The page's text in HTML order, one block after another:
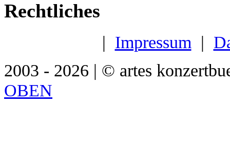
Rechtliches
| Impressum |
2003 - 2026 | © artes
OBEN